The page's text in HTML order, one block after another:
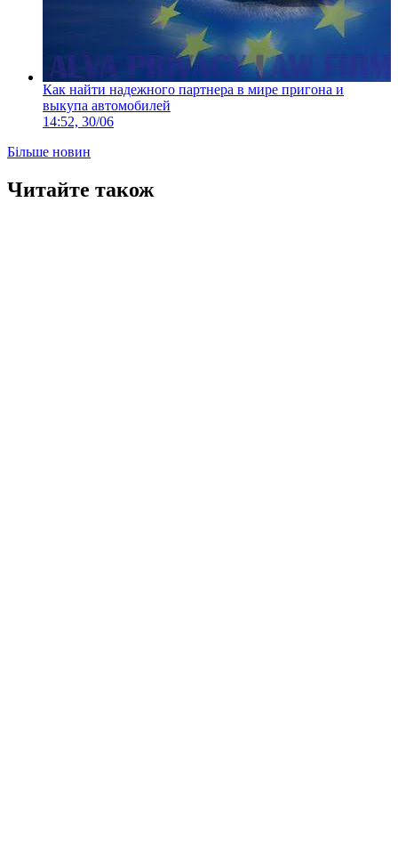
Как найти надежного партнера в мире пригона и
выкупа автомобилей
14:52, 30/06
Більше новин
Читайте також